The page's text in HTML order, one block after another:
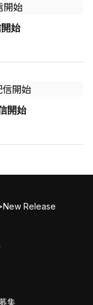
始
開始
New Release
集